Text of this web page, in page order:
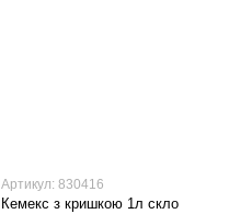
Артикул: 830416
Кемекс з кришкою 1л скло